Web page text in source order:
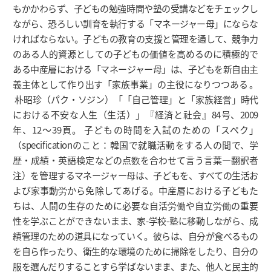
もかかわらず、子どもの勉強時間や塾の受講などをチェックし
ながら、恐ろしい訓育を執行する「マネージャー母」にならな
ければならない。子どもの教育の支援と管理を通して、競争力
のある人的資源としての子どもの価値を高めるのに積極的で
ある中産層における「マネージャー母」は、子どもを新自由主
義主体として作り出す「家族事業」の主役になりつつある 。
朴昭珍（パク・ソジン）「「自己管理」と「家族経営」時代
における不安な人生（生活）」『経済と社会』84号、2009
年、12～39頁。 子どもの時間を入試のための「スペク」
（specificationのこと：韓国で就職活動をする人の間で、学
歴・成績・英語検定などの点数を合わせて言う言葉―翻訳者
注）を管理するマネージャー母は、子どもを、すべての生活お
よび家事動労から免除してあげる。中産層における子どもた
ちは、人間の生存のために必要な自活労働や自立労働の重要
性を学ぶことができないまま、家-学校-塾に移動しながら、成
績管理のための道具になっていく。彼らは、自分が食べるもの
を自ら作ったり、衛生的な環境のために掃除をしたり、自分の
服を選んだりすることすら学ばないまま、また、他人と民主的